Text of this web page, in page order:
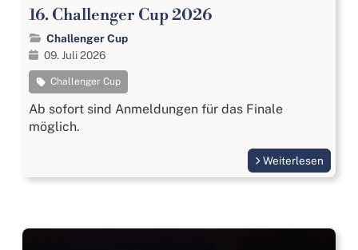
16. Challenger Cup 2026
Challenger Cup
09. Juli 2026
Challenger Cup
Ab sofort sind Anmeldungen für das Finale
möglich.
Weiterlesen